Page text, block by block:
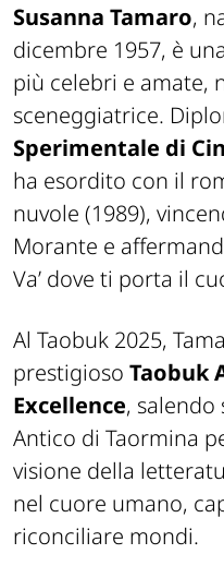
Susanna Tamaro,
dicembre 1957, è
più celebri e amate,
sceneggiatrice.
Sperimentale di
ha esordito con il
nuvole (1989),
Morante e
Va’ dove ti porta il
Al Taobuk 2025,
prestigioso Taobuk
Excellence, salendo
Antico di Taormina
visione della
nel cuore umano,
riconciliare mondi.